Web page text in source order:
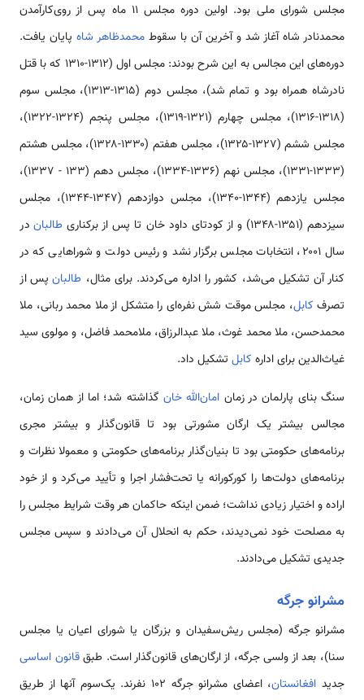
مجلس شورای ملی بود. اولین دوره مجلس ۱۱ ماه پس از روی‌کارآمدن
محمدنادر شاه آغاز شد و آخرین آن با سقوط محمدظاهر شاه پایان یافت.
دوره‌های این مجالس به این شرح بودند: مجلس اول (۱۳۱۲-۱۳۱۰ که با قتل
نادرشاه همراه بود و تمام شد)، مجلس دوم (۱۳۱۵-۱۳۱۳)، مجلس سوم
(۱۳۱۸-۱۳۱۶)، مجلس چهارم (۱۳۲۱-۱۳۱۹)، مجلس پنجم (۱۳۲۴-۱۳۲۲)،
مجلس ششم (۱۳۲۷-۱۳۲۵)، مجلس هفتم (۱۳۳۰-۱۳۲۸)، مجلس هشتم
(۱۳۳۳-۱۳۳۱)، مجلس نهم (۱۳۳۶-۱۳۳۴)، مجلس دهم (۱۳۳ - ۱۳۳۷)،
مجلس یازدهم (۱۳۴۴-۱۳۴۰)، مجلس دوازدهم (۱۳۴۷-۱۳۴۴)، مجلس
سیزدهم (۱۳۵۱-۱۳۴۸) و از کودتای داود خان تا پس از برکناری
طالباندر
سال ۲۰۰۱، انتخابات مجلس برگزار نشد و رئیس دولت و شوراهایی که در
کنار آن تشکیل می‌شد، کشور را اداره می‌کردند. برای مثال، طالبانپس از
تصرف کابل، مجلس موقت شش نفره‌ای را متشکل از ملا محمد ربانی، ملا
محمدحسن، ملا محمد غوث، ملا عبدالرزاق، ملامحمد فاضل، و مولوی سید
غیاث‌الدین برای اداره کابل تشکیل داد.
سنگ بنای پارلمان در زمان امان‌الله خان‌ گذاشته شد؛ اما از همان زمان،
مجالس بیشتر یک ارگان مشورتی بود تا قانون‌گذار و بیشتر مجری
برنامه‌های حکومتی بود تا بنیان‌گذار برنامه‌های حکومتی و معمولا نظرات و
برنامه‌های دولت‌ها را کورکورانه یا تحت‌فشار اجرا و تأیید می‌کرد و از خود
اراده و اختیار زیادی نداشت؛ ضمن اینکه حاکمان هر وقت شرایط مجلس را
به مصلحت خود نمی‌دیدند، حکم به انحلال آن می‌دادند و سپس مجلس
جدیدی تشکیل می‌دادند.
مشرانو جرگه
مشرانو جرگه (مجلس ریش‌سفیدان و بزرگان یا شورای اعیان یا مجلس
سنا)، بعد از ولسی جرگه، از ارگان‌های قانون‌گذار است. طبققانون اساسی
جدید افغانستان
، اعضای مشرانو جرگه ۱۰۲ نفرند. یک‌سوم آنها از طریق